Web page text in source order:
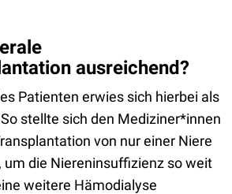
ausreichend?
Patienten erwies sich hierbei als
stellte sich den Mediziner*innen
von nur einer Niere
um die Niereninsuffizienz so weit
weitere Hämodialyse